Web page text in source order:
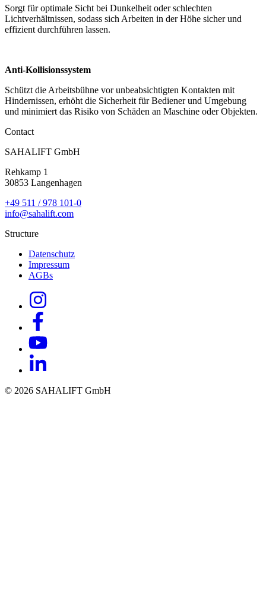
Sorgt für optimale Sicht bei Dunkelheit oder schlechten
Lichtverhältnissen, sodass sich Arbeiten in der Höhe sicher und
effizient durchführen lassen.
Anti-Kollisionssystem
Schützt die Arbeitsbühne vor unbeabsichtigten Kontakten mit
Hindernissen, erhöht die Sicherheit für Bediener und Umgebung
und minimiert das Risiko von Schäden an Maschine oder Objekten.
Contact
SAHALIFT GmbH
Rehkamp 1
30853 Langenhagen
+49 511 / 978 101-0
info@sahalift.com
Structure
Datenschutz
Impressum
AGBs
© 2026 SAHALIFT GmbH